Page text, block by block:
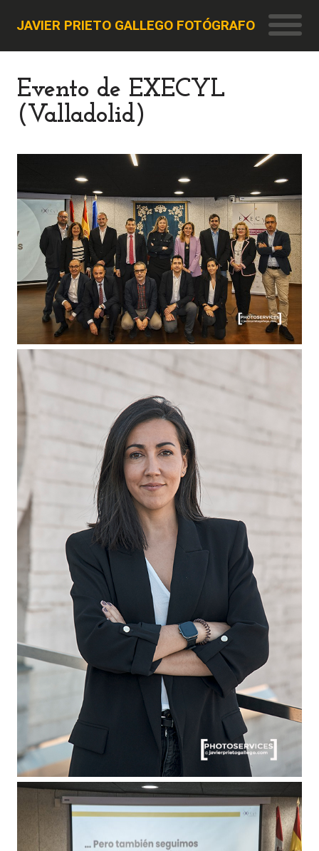
JAVIER PRIETO GALLEGO FOTÓGRAFO
Evento de EXECYL
(Valladolid)